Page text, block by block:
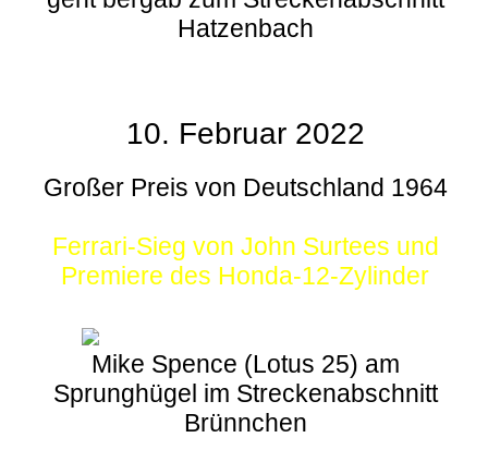
Hatzenbach
10. Februar 2022
Großer Preis von Deutschland 1964
Ferrari-Sieg von John Surtees und
Premiere des Honda-12-Zylinder
Mike Spence (Lotus 25) am
Sprunghügel im Streckenabschnitt
Brünnchen